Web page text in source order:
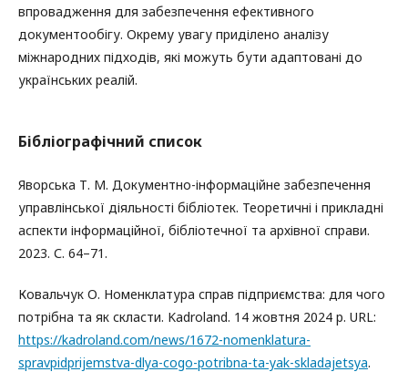
впровадження для забезпечення ефективного
документообігу. Окрему увагу приділено аналізу
міжнародних підходів, які можуть бути адаптовані до
українських реалій.
Бібліографічний список
Яворська Т. М. Документно-інформаційне забезпечення
управлінської діяльності бібліотек. Теоретичні і прикладні
аспекти інформаційної, бібліотечної та архівної справи.
2023. С. 64–71.
Ковальчук О. Номенклатура справ підприємства: для чого
потрібна та як скласти. Kadroland. 14 жовтня 2024 р. URL:
https://kadroland.com/news/1672-nomenklatura-
spravpidprijemstva-dlya-cogo-potribna-ta-yak-skladajetsya.